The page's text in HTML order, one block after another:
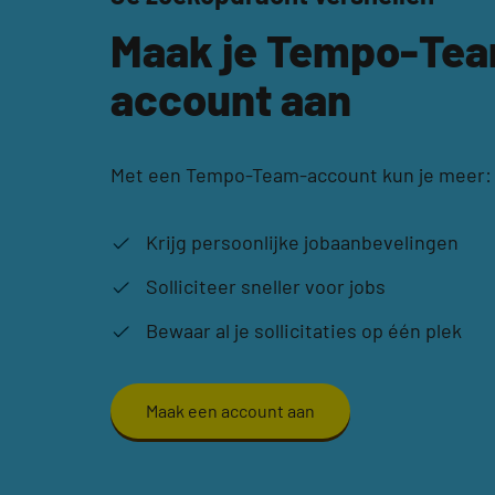
Maak je Tempo-
account aan
Met een Tempo-Team-account kun je meer:
Krijg persoonlijke jobaanbevelingen
Solliciteer sneller voor jobs
Bewaar al je sollicitaties op één plek
Maak een account aan